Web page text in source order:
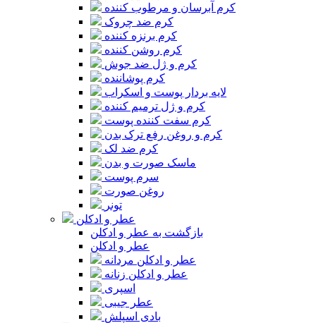
کرم آبرسان و مرطوب کننده
کرم ضد چروک
کرم برنزه کننده
کرم روشن کننده
کرم و ژل ضد جوش
کرم پوشاننده
لایه بردار پوست و اسکراب
کرم و ژل ترمیم کننده
کرم سفت کننده پوست
کرم و روغن رفع ترک بدن
کرم ضد لک
ماسک صورت و بدن
سرم پوست
روغن صورت
تونر
عطر و ادکلن
بازگشت به عطر و ادکلن
عطر و ادکلن
عطر و ادکلن مردانه
عطر و ادکلن زنانه
اسپری
عطر جیبی
بادی اسپلش